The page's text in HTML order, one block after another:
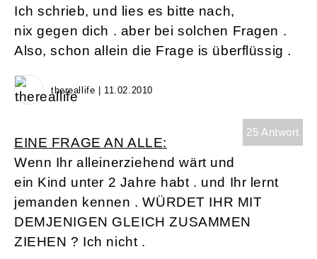
Ich schrieb, und lies es bitte nach,
nix gegen dich . aber bei solchen Fragen .
Also, schon allein die Frage is überflüssig .
thereallife | 11.02.2010
25 Antwort
EINE FRAGE AN ALLE:
Wenn Ihr alleinerziehend wärt und
ein Kind unter 2 Jahre habt . und Ihr lernt
jemanden kennen . WÜRDET IHR MIT
DEMJENIGEN GLEICH ZUSAMMEN
ZIEHEN ? Ich nicht .